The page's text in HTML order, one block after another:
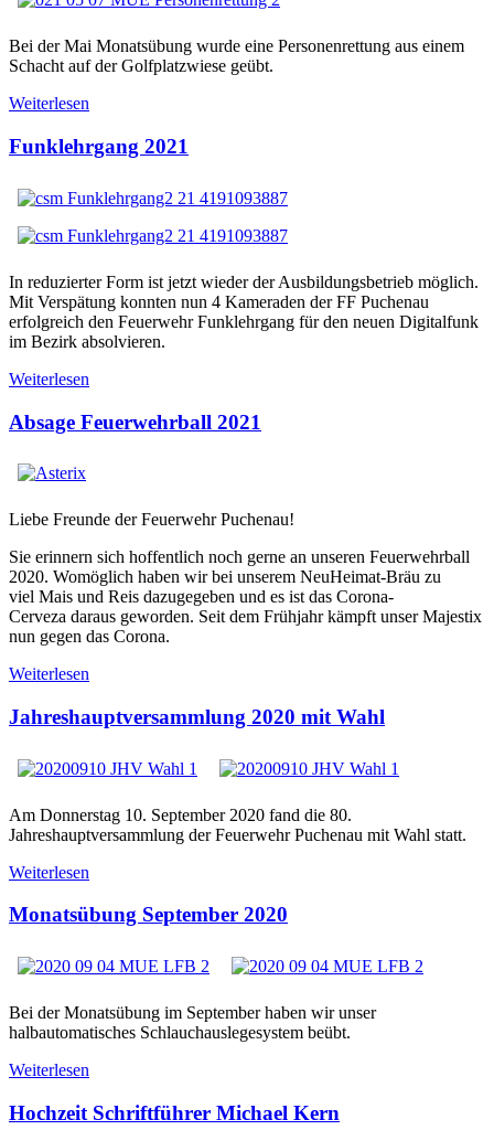
Bei der Mai Monatsübung wurde eine Personenrettung aus einem
Schacht auf der Golfplatzwiese geübt.
Weiterlesen
Funklehrgang 2021
In reduzierter Form ist jetzt wieder der Ausbildungsbetrieb möglich.
Mit Verspätung konnten nun 4 Kameraden der FF Puchenau
erfolgreich den Feuerwehr Funklehrgang für den neuen Digitalfunk
im Bezirk absolvieren.
Weiterlesen
Absage Feuerwehrball 2021
Liebe Freunde der Feuerwehr Puchenau!
Sie erinnern sich hoffentlich noch gerne an unseren Feuerwehrball
2020. Womöglich haben wir bei unserem NeuHeimat-Bräu zu
viel Mais und Reis dazugegeben und es ist das Corona-
Cerveza daraus geworden. Seit dem Frühjahr kämpft unser Majestix
nun gegen das Corona.
Weiterlesen
Jahreshauptversammlung 2020 mit Wahl
Am Donnerstag 10. September 2020 fand die 80.
Jahreshauptversammlung der Feuerwehr Puchenau mit Wahl statt.
Weiterlesen
Monatsübung September 2020
Bei der Monatsübung im September haben wir unser
halbautomatisches Schlauchauslegesystem beübt.
Weiterlesen
Hochzeit Schriftführer Michael Kern